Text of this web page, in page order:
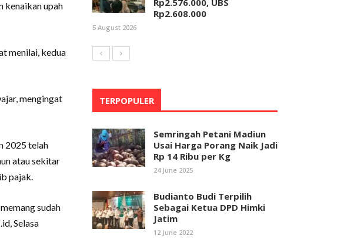
kenaikan upah
menilai, kedua
mengingat
2025 telah
atau sekitar
pajak.
sudah
Selasa
Rp2.576.000, UBS
Rp2.608.000
5 August 2026
TERPOPULER
Semringah Petani Madiun
Usai Harga Porang Naik Jadi
Rp 14 Ribu per Kg
24 June 2025
Budianto Budi Terpilih
Sebagai Ketua DPD Himki
Jatim
12 June 2022